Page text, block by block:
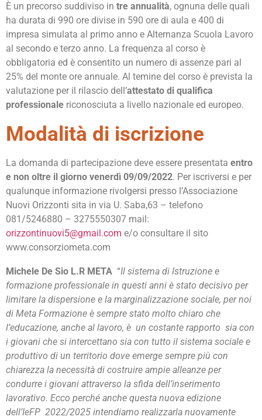
È un precorso suddiviso in tre annualità, ognuna delle quali
ha durata di 990 ore divise in 590 ore di aula e 400 di
impresa simulata al primo anno e Alternanza Scuola Lavoro
al secondo e terzo anno. La frequenza al corso è
obbligatoria ed è consentito un numero di assenze pari al
25% del monte ore annuale. Al temine del corso è prevista la
valutazione per il rilascio dell’attestato di qualifica
professionale riconosciuta a livello nazionale ed europeo.
Modalità di iscrizione
La domanda di partecipazione deve essere presentata entro
e non oltre il giorno venerdì 09/09/2022. Per iscriversi e per
qualunque informazione rivolgersi presso l’Associazione
Nuovi Orizzonti sita in via U. Saba,63 – telefono
081/5246880 – 3275550307 mail:
orizzontinuovi5@gmail.com e/o consultare il sito
www.consorziometa.com
Michele De Sio L.R META “Il sistema di Istruzione e
formazione professionale in questi anni è stato decisivo per
limitare la dispersione e la marginalizzazione sociale, per noi
di Meta Formazione è sempre stato molto chiaro che
l’educazione, anche al lavoro, è un costante rapporto sia con
i giovani che si intercettano sia con tutto il sistema sociale e
produttivo di un territorio dove emerge sempre più con
chiarezza la necessità di costruire ampie alleanze per
condurre i giovani attraverso la sfida dell’inserimento
lavorativo. Ecco perché anche questa nuova edizione
dell’IeFP 2022/2025 intendiamo realizzarla nuovamente